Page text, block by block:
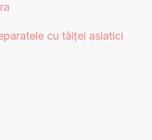
cu tăiței asiatici